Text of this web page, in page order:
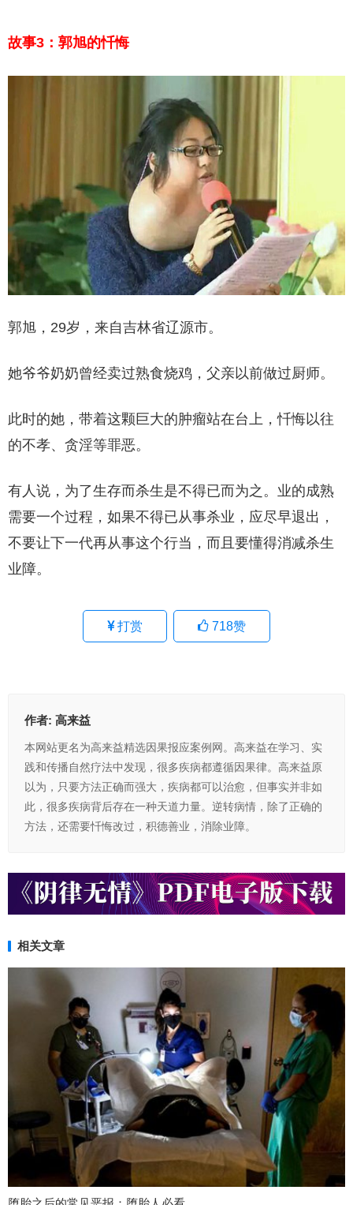
故事3：郭旭的忏悔
郭旭，29岁，来自吉林省辽源市。
她爷爷奶奶曾经卖过熟食烧鸡，父亲以前做过厨师。
此时的她，带着这颗巨大的肿瘤站在台上，忏悔以往
的不孝、贪淫等罪恶。
有人说，为了生存而杀生是不得已而为之。业的成熟
需要一个过程，如果不得已从事杀业，应尽早退出，
不要让下一代再从事这个行当，而且要懂得消减杀生
业障。
打赏 718赞
作者: 高来益
本网站更名为高来益精选因果报应案例网。高来益在学习、实
践和传播自然疗法中发现，很多疾病都遵循因果律。高来益原
以为，只要方法正确而强大，疾病都可以治愈，但事实并非如
此，很多疾病背后存在一种天道力量。逆转病情，除了正确的
方法，还需要忏悔改过，积德善业，消除业障。
相关文章